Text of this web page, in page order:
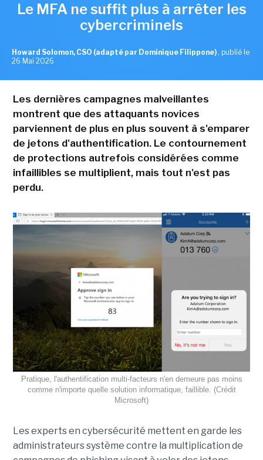
Le MFA ne suffit plus à arrêter les
cybercriminels
Howard Solomon, CSO (adapté par Dominique Filippone) , publié le
26 Mai 2026
Les dernières campagnes malveillantes
montrent que des attaquants novices
parviennent de plus en plus souvent à s'emparer
de jetons d'authentification. Le contournement
de protections autrefois considérées comme
infaillibles se multiplient, mais tout n'est pas
perdu.
Pratique, l'authentification multi-facteurs n'en demeure pas moins
comme n'importe quelle solution informatique, faillible. (Crédit
Microsoft)
Les experts en cybersécurité mettent en garde les
administrateurs système contre la multiplication de